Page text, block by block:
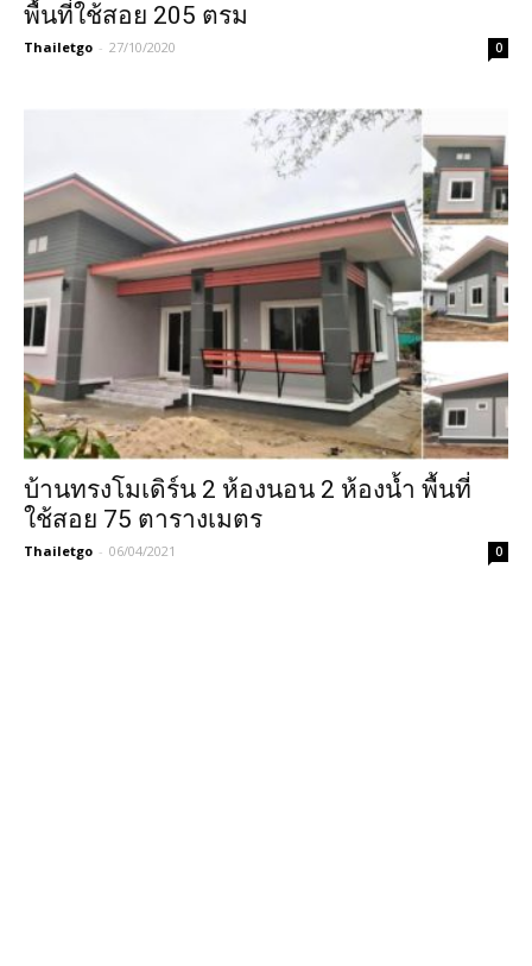
พื้นที่ใช้สอย 205 ตรม
Thailetgo - 27/10/2020 0
บ้านทรงโมเดิร์น 2 ห้องนอน 2 ห้องน้ำ พื้นที่
ใช้สอย 75 ตารางเมตร
Thailetgo - 06/04/2021 0